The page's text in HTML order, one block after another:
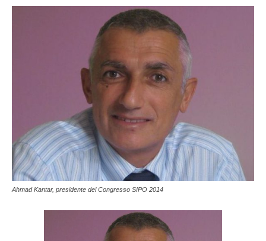
Ahmad Kantar, presidente del Congresso SIPO 2014